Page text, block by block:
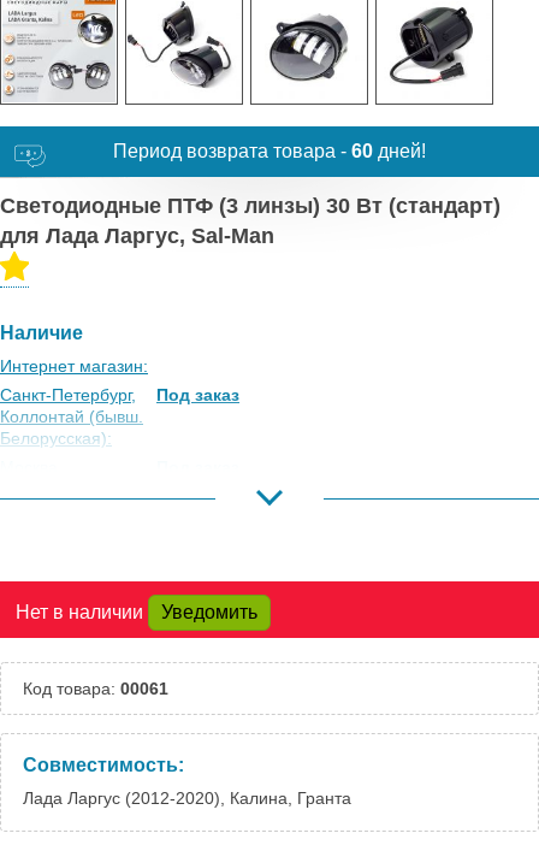
Период возврата товара - 60 дней!
Светодиодные ПТФ (3 линзы) 30 Вт (стандарт)
для Лада Ларгус, Sal-Man
Наличие
Интернет магазин:
Санкт-Петербург,
Коллонтай (бывш.
Белорусская):
Под заказ
Краснодар:
Под заказ
Самара:
Тверь:
Тюмень:
Под заказ
Челябинск:
Под заказ
Нет в наличии Уведомить
Код товара: 00061
Совместимость:
Лада Ларгус (2012-2020), Калина, Гранта